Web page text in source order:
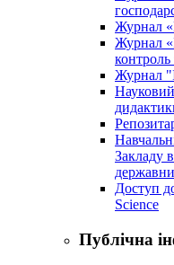
Журнал
Журнал
контроль
Журнал
Закладу
Доступ
Science
Публічна